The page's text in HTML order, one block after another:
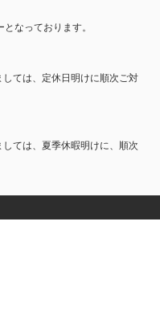
なっております。
しては、定休日明けに順次ご対
しては、夏季休暇明けに、順次